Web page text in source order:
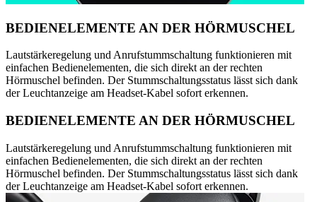
BEDIENELEMENTE AN DER HÖRMUSCHEL
Lautstärkeregelung und Anrufstummschaltung funktionieren mit
einfachen Bedienelementen, die sich direkt an der rechten
Hörmuschel befinden. Der Stummschaltungsstatus lässt sich dank
der Leuchtanzeige am Headset-Kabel sofort erkennen.
BEDIENELEMENTE AN DER HÖRMUSCHEL
Lautstärkeregelung und Anrufstummschaltung funktionieren mit
einfachen Bedienelementen, die sich direkt an der rechten
Hörmuschel befinden. Der Stummschaltungsstatus lässt sich dank
der Leuchtanzeige am Headset-Kabel sofort erkennen.